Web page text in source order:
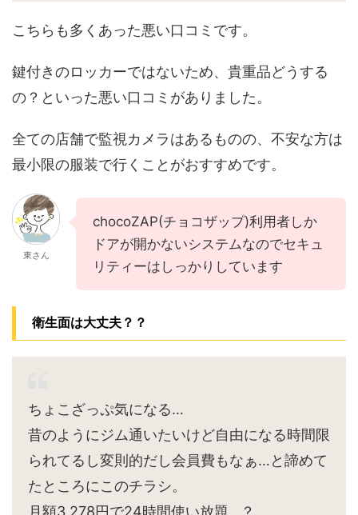
こちらも多くあった悪い口コミです。
鍵付きのロッカーではないため、貴重品どうする
の？といった悪い口コミがありました。
全ての店舗で監視カメラはあるものの、不安な方は
最小限の服装で行くことがおすすめです。
東さん
chocoZAP(チョコザップ)利用者しか
ドアが開かないシステムなのでセキュ
リティーはしっかりしています
衛生面は大丈夫？？
ちょこざっぷ気になる…
昔のようにジム通いたいけど自由になる時間限
られてるし変則的だし会員費もなぁ…と諦めて
たところにこのチラシ。
月額3,278円で24時間使い放題…？